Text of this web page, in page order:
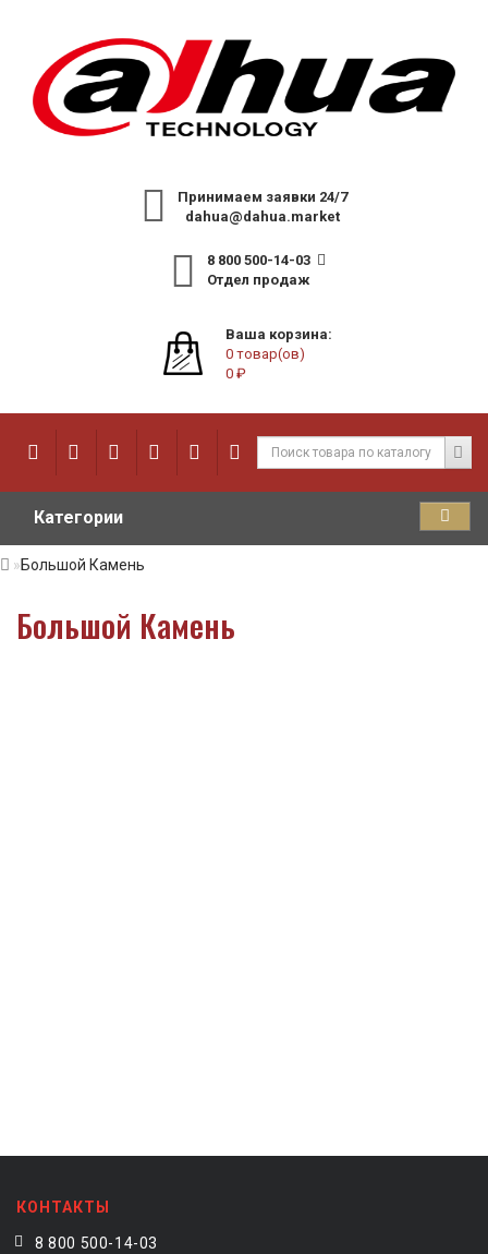
Принимаем заявки 24/7
dahua@dahua.market
8 800 500-14-03
Отдел продаж
Ваша корзина:
0 товар(ов)
0 ₽
Категории
Большой Камень
Большой Камень
КОНТАКТЫ
8 800 500-14-03